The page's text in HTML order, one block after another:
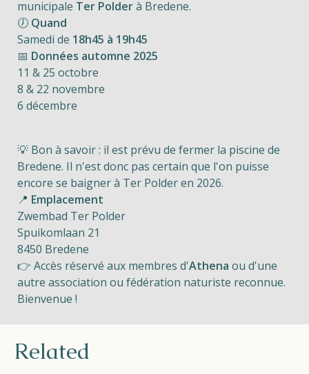
municipale Ter Polderà Bredene.
🕖 Quand
Samedi de 18h45 à 19h45
📅 Données automne 2025
11 & 25 octobre
8 & 22 novembre
6 décembre
💡 Bon à savoir : il est prévu de fermer la piscine de
Bredene. Il n'est donc pas certain que l'on puisse
encore se baigner à Ter Polder en 2026.
📍 Emplacement
Zwembad Ter Polder
Spuikomlaan 21
8450 Bredene
👉 Accès réservé aux membres d'Athena ou d'une
autre association ou fédération naturiste reconnue.
Bienvenue !
Related